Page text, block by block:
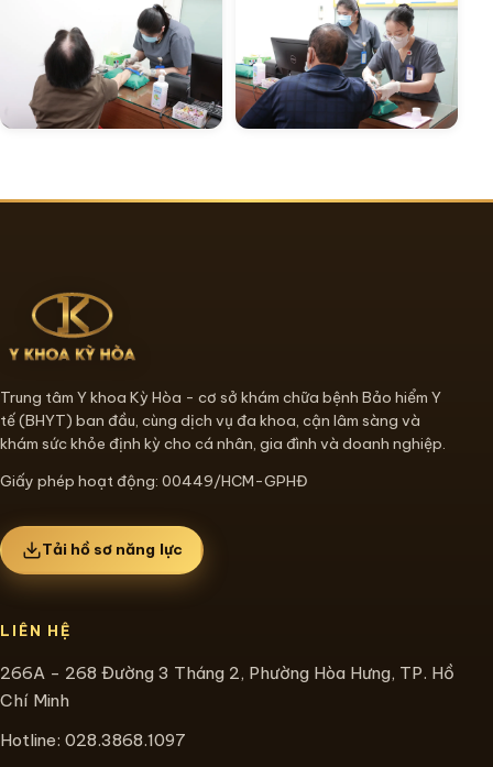
Trung tâm Y khoa Kỳ Hòa - cơ sở khám chữa bệnh Bảo hiểm Y
tế (BHYT) ban đầu, cùng dịch vụ đa khoa, cận lâm sàng và
khám sức khỏe định kỳ cho cá nhân, gia đình và doanh nghiệp.
Giấy phép hoạt động: 00449/HCM-GPHĐ
Tải hồ sơ năng lực
LIÊN HỆ
266A - 268 Đường 3 Tháng 2, Phường Hòa Hưng, TP. Hồ
Chí Minh
Hotline: 028.3868.1097